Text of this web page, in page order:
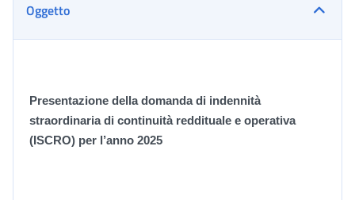
Oggetto
Presentazione della domanda di indennità
straordinaria di continuità reddituale e operativa
(ISCRO) per l’anno 2025